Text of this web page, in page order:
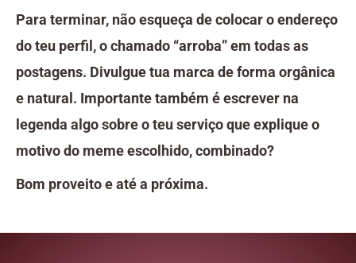
Para terminar, não esqueça de colocar o endereço
do teu perfil, o chamado “arroba” em todas as
postagens. Divulgue tua marca de forma orgânica
e natural. Importante também é escrever na
legenda algo sobre o teu serviço que explique o
motivo do meme escolhido, combinado?
Bom proveito e até a próxima.